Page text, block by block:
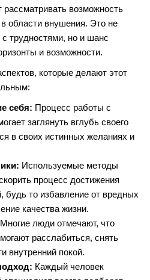
возможность
области внушения. Это не
с трудностями, но и шанс
и возможности.
которые делают этот
себя: Процесс работы с
заглянуть вглубь своего
в своих истинных желаниях и
Используемые методы
процесс достижения
будь то избавление от вредных
качества жизни.
Многие люди отмечают, что
расслабиться, снять
внутренний покой.
Каждый человек